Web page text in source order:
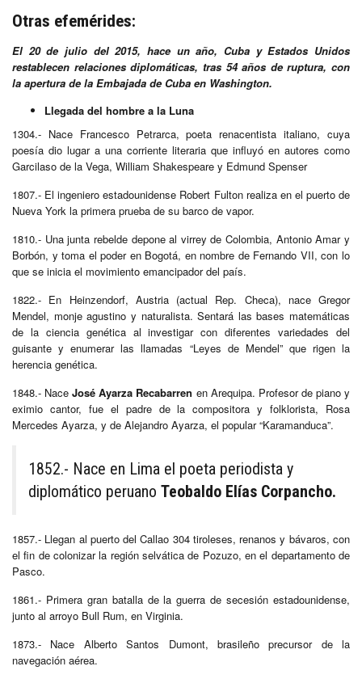
Otras efemérides:
El 20 de julio del 2015, hace un año, Cuba y Estados Unidos
restablecen relaciones diplomáticas, tras 54 años de ruptura, con
la apertura de la Embajada de Cuba en Washington.
Llegada del hombre a la Luna
1304.- Nace Francesco Petrarca, poeta renacentista italiano, cuya
poesía dio lugar a una corriente literaria que influyó en autores como
Garcilaso de la Vega, William Shakespeare y Edmund Spenser
1807.- El ingeniero estadounidense Robert Fulton realiza en el puerto de
Nueva York la primera prueba de su barco de vapor.
1810.- Una junta rebelde depone al virrey de Colombia, Antonio Amar y
Borbón, y toma el poder en Bogotá, en nombre de Fernando VII, con lo
que se inicia el movimiento emancipador del país.
1822.- En Heinzendorf, Austria (actual Rep. Checa), nace Gregor
Mendel, monje agustino y naturalista. Sentará las bases matemáticas
de la ciencia genética al investigar con diferentes variedades del
guisante y enumerar las llamadas “Leyes de Mendel” que rigen la
herencia genética.
1848.- Nace José Ayarza Recabarren en Arequipa. Profesor de piano y
eximio cantor, fue el padre de la compositora y folklorista, Rosa
Mercedes Ayarza, y de Alejandro Ayarza, el popular “Karamanduca”.
1852.- Nace en Lima el poeta periodista y
diplomático peruano Teobaldo Elías Corpancho.
1857.- Llegan al puerto del Callao 304 tiroleses, renanos y bávaros, con
el fin de colonizar la región selvática de Pozuzo, en el departamento de
Pasco.
1861.- Primera gran batalla de la guerra de secesión estadounidense,
junto al arroyo Bull Rum, en Virginia.
1873.- Nace Alberto Santos Dumont, brasileño precursor de la
navegación aérea.